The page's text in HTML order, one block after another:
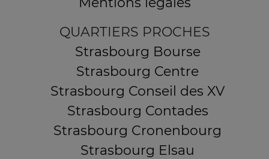
QUARTIERS PROCHES
Strasbourg Bourse
Strasbourg Centre
Strasbourg Conseil des XV
Strasbourg Contades
Strasbourg Cronenbourg
Strasbourg Elsau